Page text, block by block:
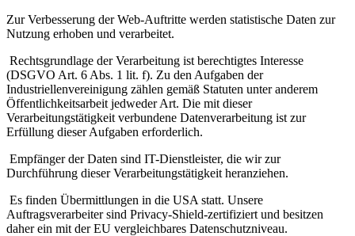
Zur Verbesserung der Web-Auftritte werden statistische Daten zur
Nutzung erhoben und verarbeitet.
Rechtsgrundlage der Verarbeitung ist berechtigtes Interesse
(DSGVO Art. 6 Abs. 1 lit. f). Zu den Aufgaben der
Industriellenvereinigung zählen gemäß Statuten unter anderem
Öffentlichkeitsarbeit jedweder Art. Die mit dieser
Verarbeitungstätigkeit verbundene Datenverarbeitung ist zur
Erfüllung dieser Aufgaben erforderlich.
Empfänger der Daten sind IT-Dienstleister, die wir zur
Durchführung dieser Verarbeitungstätigkeit heranziehen.
Es finden Übermittlungen in die USA statt. Unsere
Auftragsverarbeiter sind Privacy-Shield-zertifiziert und besitzen
daher ein mit der EU vergleichbares Datenschutzniveau.